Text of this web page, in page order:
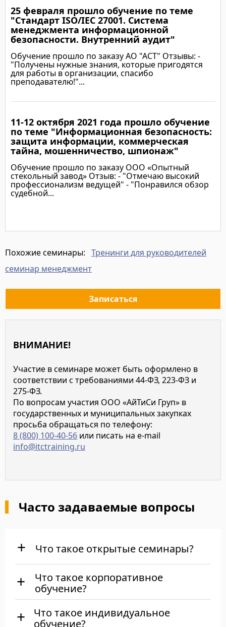
Подробнее
25 февраля прошло обучение по теме
"Стандарт ISO/IEC 27001. Система
менеджмента информационной
безопасности. Внутренний аудит"
Обучение прошло по заказу АО "АСТ" Отзывы: -
"Получены нужные знания, которые пригодятся
для работы в организации, спасибо
преподавателю!"...
Подробнее
11-12 октября 2021 года прошло обучение
по теме "Информационная безопасность:
защита информации, коммерческая
тайна, мошенничество, шпионаж"
Обучение прошло по заказу ООО «Опытный
стекольный завод» Отзыв: - "Отмечаю высокий
профессионализм ведущей" - "Понравился обзор
судебной...
Похожие семинары: Тренинги для руководителей
семинар менеджмент
Записаться
ВНИМАНИЕ!
Участие в семинаре может быть оформлено в
соответствии с требованиями 44-ФЗ, 223-ФЗ и
275-ФЗ.
По вопросам участия ООО «АйТиСи Груп» в
государственных и муниципальных закупках
просьба обращаться по телефону:
8 (800) 100-40-56 или писать на e-mail
info@itctraining.ru
Часто задаваемые вопросы
Что такое открытые семинары?
Что такое корпоративное
обучение?
Что такое индивидуальное
обучение?